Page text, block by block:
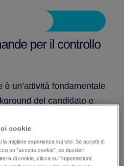
per il controllo
un’attività fondamentale
del candidato e
valore, è
cookie
migliore esperienza sul sito. Se accetti di
su "accetta cookie"; se desideri
di cookie, clicca su "impostazioni